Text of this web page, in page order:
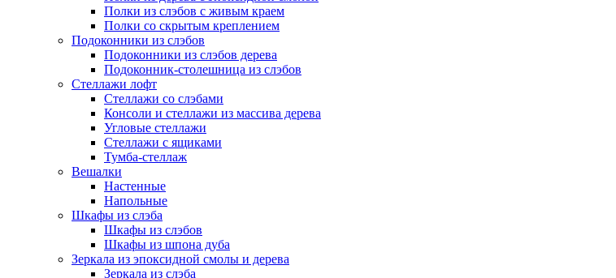
Полки из слэбов с живым краем
Полки со скрытым креплением
Подоконники из слэбов
Подоконники из слэбов дерева
Подоконник-столешница из слэбов
Стеллажи лофт
Стеллажи со слэбами
Консоли и стеллажи из массива дерева
Угловые стеллажи
Стеллажи с ящиками
Тумба-стеллаж
Вешалки
Настенные
Напольные
Шкафы из слэба
Шкафы из слэбов
Шкафы из шпона дуба
Зеркала из эпоксидной смолы и дерева
Зеркала из слэба